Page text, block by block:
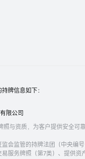
牌信息如下：
限公司
与资质，为客户提供安全可
监会监管的持牌法团（中央编
服务牌照（第7类）、提供